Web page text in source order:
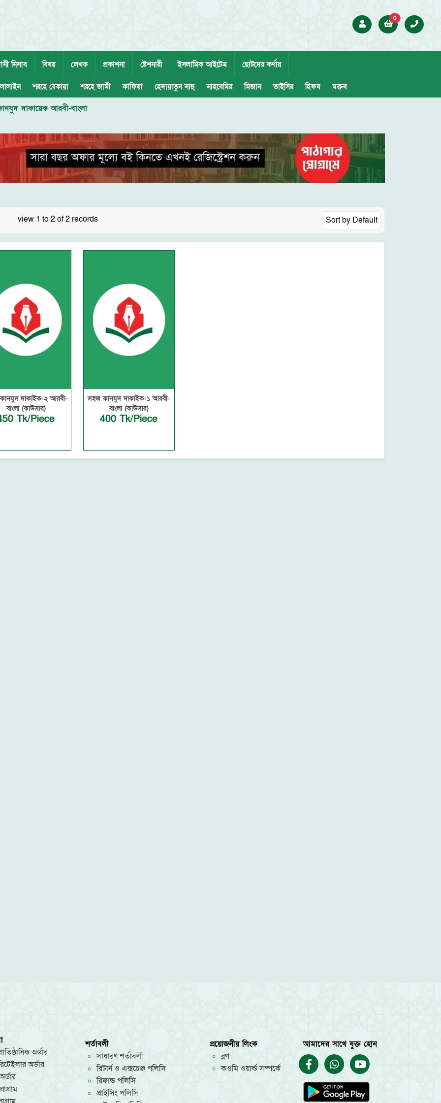
0
নিসাব বিষয় লেখক প্রকাশনা ষ্টেশনারী ইসলামিক আইটেম ছোটদের কর্ণার
শরহে বেকায়া শরহে জামী কাফিয়া হেদায়াতুন নাহু নাহবেমির মিজান তাইসির হিফয মক্তব
দাকায়েক আরবী-বাংলা
view 1 to 2 of 2 records Sort by Default
দাকাইক-২ আরবী-
বাংলা (কাউসার)
Tk/Piece
সহজ কানযুদ দাকাইক-১ আরবী-
বাংলা (কাউসার)
400 Tk/Piece
অর্ডার
অর্ডার
শর্তাবলী
সাধারণ শর্তাবলী
রিটার্ন ও এক্সচেঞ্জ পলিসি
রিফান্ড পলিসি
প্রাইসিং পলিসি
প্রয়োজনীয় লিংক
ব্লগ
কওমি ওয়ার্ল্ড সম্পর্কে
আমাদের সাথে যুক্ত হোন